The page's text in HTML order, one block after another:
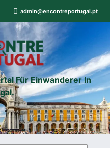
admin@encontreportugal.pt
Für Einwanderer In